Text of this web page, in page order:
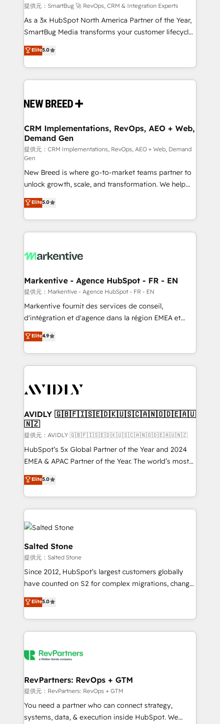
HubSpot導入・活用支援 顧客データの一元化から、
GTMの見える化・自動化まで。全Hub統合運用、デー
タ品質設計、グループ横断のCRM統合に対応します。
の一部をAIが自律実行する組織への移行を設計・実装。
Breeze・Claude等をHubSpotと連携させ、役割定義・
革を、構想から実装・定着までPMOとして主導。「設
の統合・浸透・変革管理を実行します。 ▸ CMS戦略設
計・構築：リード獲得・CVR・SEOを前提にした情報設
計・導線設計・テンプレート設計をContent Hubで一体
提供。 ▸ 既存CRM・MAからの移行支援：Salesforce・
Marketo・Pardot等からの移行、カスタム設計、履歴
データ移行と活用設計まで。 ▸ AEO対応：ChatGPT・
ンツとサイト構造を最適化。 🏆 なぜ100incを選ぶの
か？ ✓ HubSpot Eliteパートナー認定 ✓ HubSpotアワ
ード受賞・HUGリーダー ✓ ISO27001:2022 /
HubSpot大百科 出版 CRM・AI活用に関するご相談、現
せください。
提供元：SmartBug 🚀 RevOps, CRM & Integration Experts
As a 3x HubSpot North America Partner of the Year,
SmartBug Media transforms your customer lifecycle
into a revenue engine. Our unified ecosystem
includes specialized divisions Globalia (AI &
Software) and Point Success Media (Paid Media),
making this the official home for all three brands. 🔄
and system integrations powered by Globalia’s
trainers to drive platform adoption. 📈 Revenue
Generation - Full-funnel marketing and high-
performance advertising via Point Success Media. -
Expert deployment of Breeze AI and custom agents
to automate growth. 🏆 Elite Excellence - 8 platform
accreditations and deep HIPAA-compliance
expertise. - A team of 250+ experts dedicated to
your resilient growth.
Elite5.0
CRM Implementations, RevOps, AEO + Web,
Demand Gen
提供元：CRM Implementations, RevOps, AEO + Web, Demand
Gen
New Breed is where go-to-market teams partner to
unlock growth, scale, and transformation. We help
companies activate HubSpot’s AI-powered
customer platform and operationalize HubSpot’s
Loop Marketing framework through expert-led
services, smart agents, and purpose-built apps,
results, fast. ⚙️CRM & RevOps: Align all Hubs to your
🎯Demand Gen & ABM: Drive pipeline with inbound,
ABM, AEO, SEO, & paid media. 👩‍💻Web Design:
Build high-performing websites with UX, messaging,
& conversion strategy that drive results. 🤖AI
AI, & maximize AEO with tailored AI services. 🧩
Integrations: Extend HubSpot with custom
Elite5.0
Markentive - Agence HubSpot - FR - EN
提供元：Markentive - Agence HubSpot - FR - EN
Markentive fournit des services de conseil,
d'intégration et d'agence dans la région EMEA et
North America. Avec plus de 115 experts en
marketing automation, Growth, Revops, CRM et
webdesign. Markentive is both a consulting firm, a
digital agency and an integrator. With over 115
CRM and webdesign (We focus on EMEA - USA
Elite4.9
AVIDLY 🇬🇧🇫🇮🇸🇪🇩🇰🇺🇸🇨🇦🇳🇴🇩🇪🇦🇺
🇳🇿
提供元：AVIDLY 🇬🇧🇫🇮🇸🇪🇩🇰🇺🇸🇨🇦🇳🇴🇩🇪🇦🇺🇳🇿
HubSpot’s 5x Global Partner of the Year and 2024
EMEA & APAC Partner of the Year. The world’s most
experienced and fully accredited HubSpot Solutions
Partner. 🚀 With 2,750+ HubSpot projects delivered
and 370+ specialists across EMEA, APAC and NAM,
we de-risk complex CRM programmes and
accelerate ROI across every HubSpot Hub. 🧭 From
multi-region migrations to AI-powered automation,
we turn complexity into clarity, human at global
scale. 🏆 HubSpot’s CEO called us “the partner of the
future.” Others agree it is proof of trust built through
measurable impact.
Elite5.0
Salted Stone
提供元：Salted Stone
Since 2012, HubSpot’s largest customers globally
have counted on S2 for complex migrations, change
management, systems integration, and creative
solutions that deliver measurable impact and
transform brand experiences As one of the few full-
service creative agencies in the HubSpot
winning design to build scalable, globally
marketing campaigns, & RevOps frameworks that
fuel long-term success We connect the entire
customer lifecycle through seamless integrations,
ensure long-term adoption with change-
Elite5.0
RevPartners: RevOps + GTM
提供元：RevPartners: RevOps + GTM
You need a partner who can connect strategy,
systems, data, & execution inside HubSpot. We